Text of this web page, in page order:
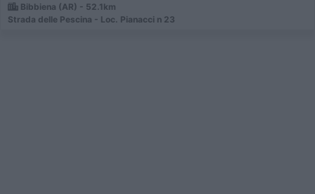
Bibbiena (AR) - 52.1km
Strada delle Pescina - Loc. Pianacci n 23